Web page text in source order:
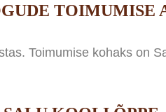
TOIMUMISE
Toimumise kohaks on